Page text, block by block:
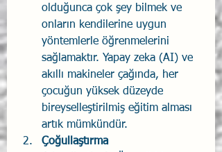
olduğunca çok şey bilmek ve
onların kendilerine uygun
yöntemlerle öğrenmelerini
sağlamaktır. Yapay zeka (AI) ve
akıllı makineler çağında, her
çocuğun yüksek düzeyde
bireyselleştirilmiş eğitim alması
artık mümkündür.
Çoğullaştırma